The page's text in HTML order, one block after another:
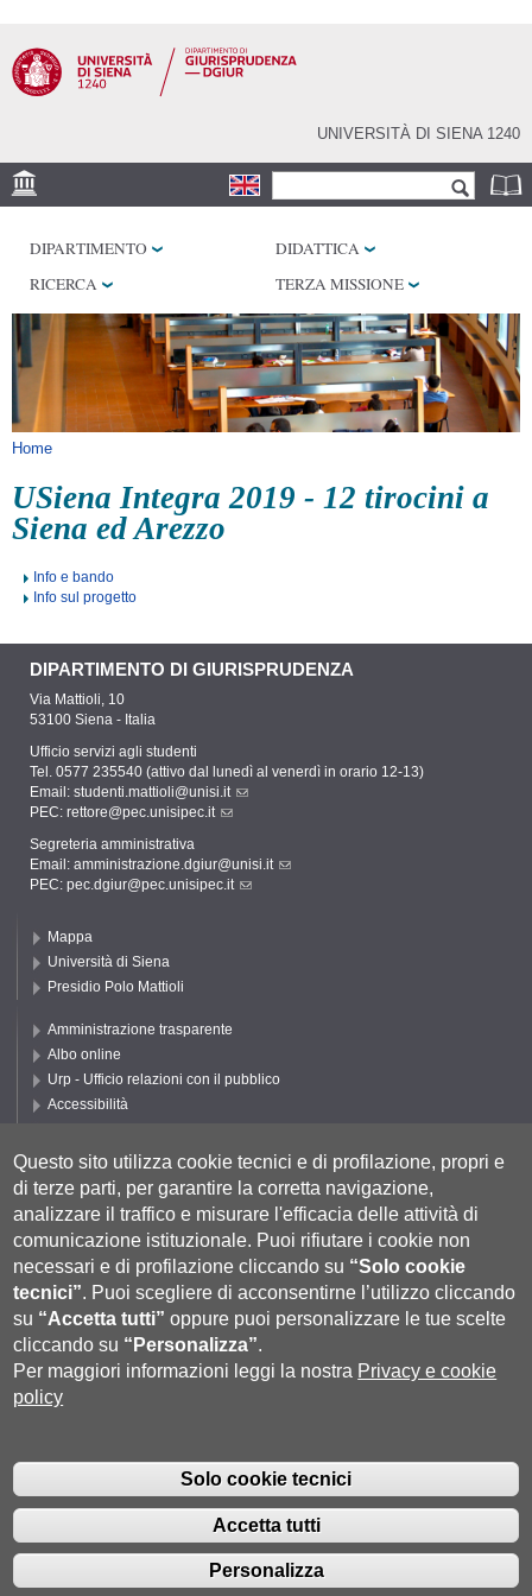
contenuto
principale
UNIVERSITÀ DI SIENA 1240
Form di ricerca
BIBLIOTECHE
SERVIZI
DIPARTIMENTO
DIDATTICA
RICERCA
TERZA MISSIONE
Tu sei qui
Home
USiena Integra 2019 - 12 tirocini a
Siena ed Arezzo
Info e bando
Info sul progetto
DIPARTIMENTO DI GIURISPRUDENZA
Via Mattioli, 10
53100 Siena - Italia
Ufficio servizi agli studenti
Tel. 0577 235540 (attivo dal lunedì al venerdì in orario 12-13)
Email: studenti.mattioli@unisi.it
PEC: rettore@pec.unisipec.it
Segreteria amministrativa
Email: amministrazione.dgiur@unisi.it
PEC: pec.dgiur@pec.unisipec.it
Mappa
Università di Siena
Presidio Polo Mattioli
Amministrazione trasparente
Albo online
Urp - Ufficio relazioni con il pubblico
Accessibilità
Cookie settings
Segui UNISI
P.IVA 00273530527 | C.F. 80002070524 |Coordinate bancarie|Caselle
Pec: Posta Elettronica Certificata|Fatturazione Elettronica
- URP - Ufficio Relazioni con il Pubblico Tel.
0577 235555 (dal lunedì al venerdì dalle 9.30 alle 10.30)
Questo sito utilizza cookie tecnici e di profilazione, propri e
di terze parti, per garantire la corretta navigazione,
analizzare il traffico e misurare l'efficacia delle attività di
comunicazione istituzionale. Puoi rifiutare i cookie non
necessari e di profilazione cliccando su “Solo cookie
tecnici”. Puoi scegliere di acconsentirne l’utilizzo cliccando
su “Accetta tutti” oppure puoi personalizzare le tue scelte
cliccando su “Personalizza”.
Per maggiori informazioni leggi la nostra Privacy e cookie
policy
Solo cookie tecnici
Accetta tutti
Personalizza